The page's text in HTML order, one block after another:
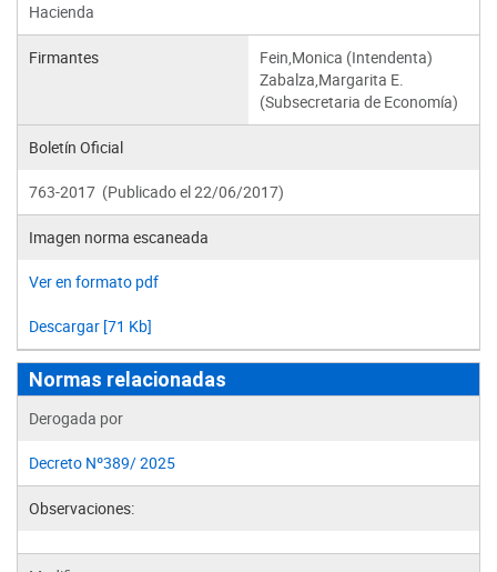
Hacienda
Firmantes
Fein,Monica (Intendenta)
Zabalza,Margarita E.
(Subsecretaria de Economía)
Boletín Oficial
763-2017 (Publicado el 22/06/2017)
Imagen norma escaneada
Ver en formato pdf
Descargar [71 Kb]
Normas relacionadas
Derogada por
Decreto Nº389/ 2025
Observaciones: